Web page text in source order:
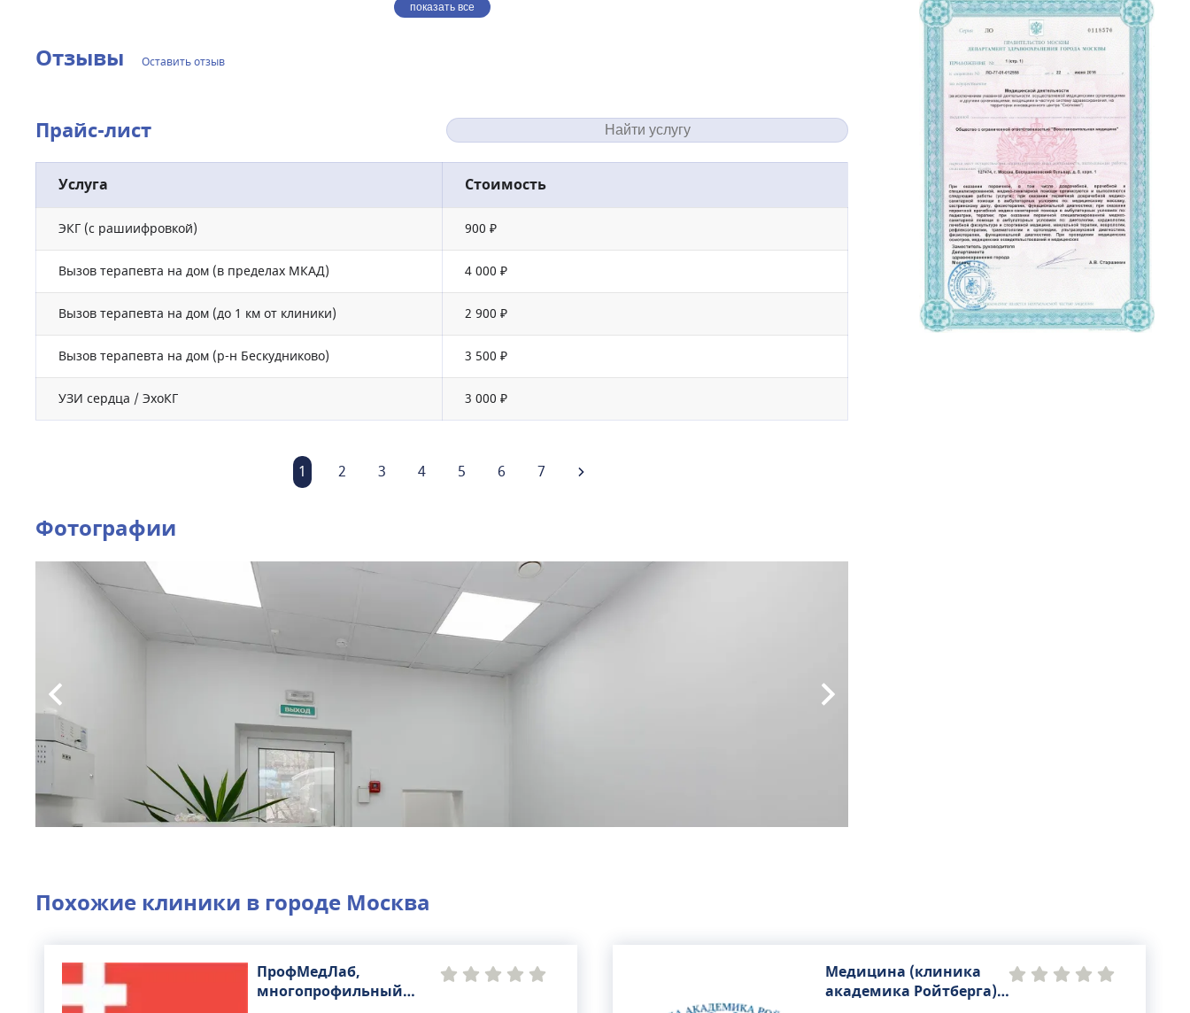
показать все
Отзывы Оставить отзыв
Прайс-лист
Услуга Стоимость
ЭКГ (с рашиифровкой) 900 ₽
Вызов терапевта на дом (в пределах МКАД) 4 000 ₽
Вызов терапевта на дом (до 1 км от клиники) 2 900 ₽
Вызов терапевта на дом (р-н Бескудниково) 3 500 ₽
УЗИ сердца / ЭхоКГ 3 000 ₽
1 2 3 4 5 6 7
Фотографии
Похожие клиники в городе Москва
ПрофМедЛаб,
многопрофильный
Медицина (клиника
академика Ройтберга),